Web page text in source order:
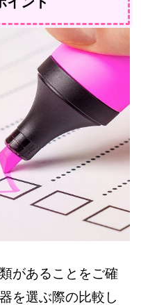
があることをご確
を選ぶ際の比較し